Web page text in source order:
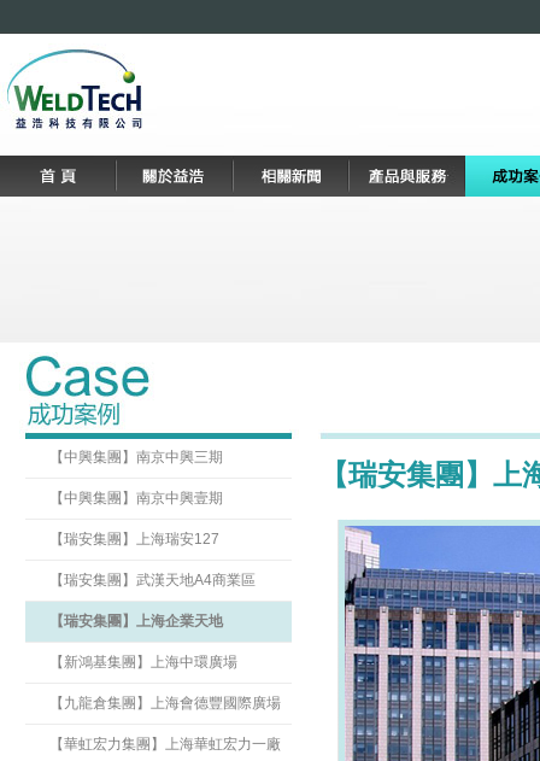
【中興集團】南京中興三期
【中興集團】南京中興壹期
【瑞安集團】上海瑞安127
【瑞安集團】武漢天地A4商業區
【瑞安集團】上海企業天地
【新鴻基集團】上海中環廣場
【九龍倉集團】上海會德豐國際廣場
【華虹宏力集團】上海華虹宏力一廠
【瑞安集團】上